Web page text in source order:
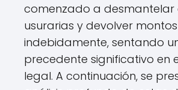
comenzado a desmantelar
usurarias y devolver
indebidamente, sentando
precedente significativo en
legal. A continuación, se